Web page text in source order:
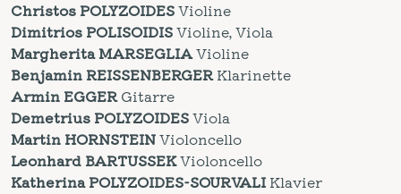
Christos POLYZOIDESVioline
Dimitrios POLISOIDISVioline, Viola
Margherita MARSEGLIAVioline
Benjamin REISSENBERGERKlarinette
Armin EGGERGitarre
Demetrius POLYZOIDESViola
Martin HORNSTEINVioloncello
Leonhard BARTUSSEKVioloncello
Katherina POLYZOIDES-SOURVALI Klavier